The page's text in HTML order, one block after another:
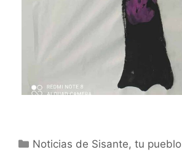
Noticias de Sisante, tu pueblo